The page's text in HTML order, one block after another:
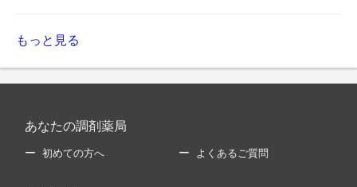
もっと見る
あなたの調剤薬局
初めての方へ よくあるご質問